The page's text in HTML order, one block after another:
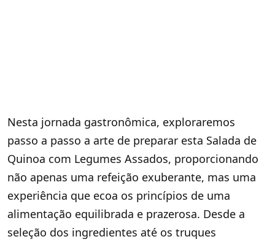
Nesta jornada gastronômica, exploraremos
passo a passo a arte de preparar esta Salada de
Quinoa com Legumes Assados, proporcionando
não apenas uma refeição exuberante, mas uma
experiência que ecoa os princípios de uma
alimentação equilibrada e prazerosa. Desde a
seleção dos ingredientes até os truques